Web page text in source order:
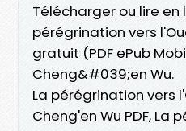
Télécharger ou lire en
pérégrination vers
gratuit (PDF ePub
Cheng&#039;en Wu.
La pérégrination vers
Cheng'en Wu PDF, La